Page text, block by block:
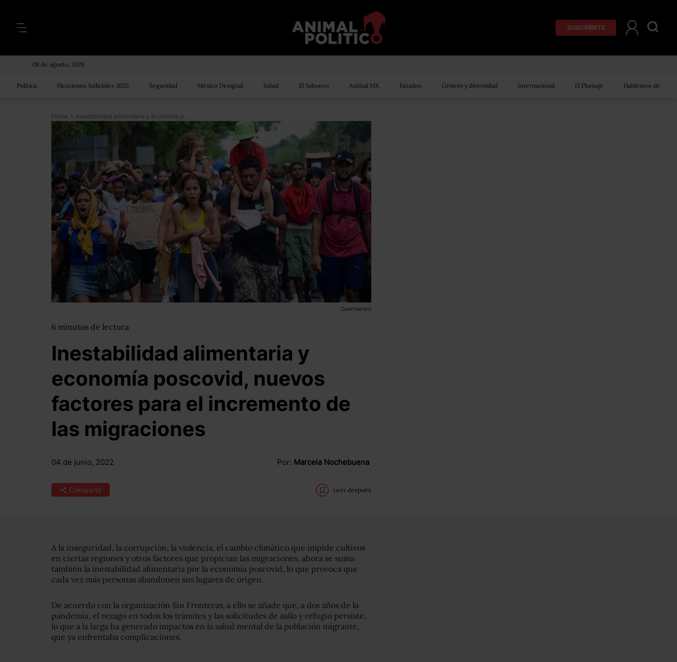
SUSCRÍBETE
08 de agosto, 2026
Política Elecciones Judiciales 2025 Seguridad México Desigual Salud El Sabueso Animal MX Estados Género y diversidad Internacional El Plumaje Hablemos de
Home > Inestabilidad alimentaria y economía poscovid, nuevos factores para el incremento de las migraciones
Cuartoscuro
6 minutos de lectura
Inestabilidad alimentaria y
economía poscovid, nuevos
factores para el incremento de
las migraciones
04 de junio, 2022 Por: Marcela Nochebuena
Compartir Leer después
A la inseguridad, la corrupción, la violencia, el cambio climático que impide cultivos
en ciertas regiones y otros factores que propician las migraciones, ahora se suma
también la inestabilidad alimentaria por la economía poscovid, lo que provoca que
cada vez más personas abandonen sus lugares de origen.
De acuerdo con la organización Sin Fronteras, a ello se añade que, a dos años de la
pandemia, el rezago en todos los trámites y las solicitudes de asilo y refugio persiste,
lo que a la larga ha generado impactos en la salud mental de la población migrante,
que ya enfrentaba complicaciones.